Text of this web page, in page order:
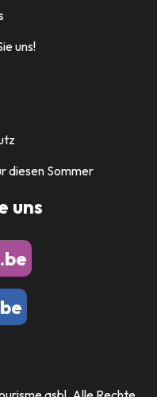
uns!
diesen Sommer
uns